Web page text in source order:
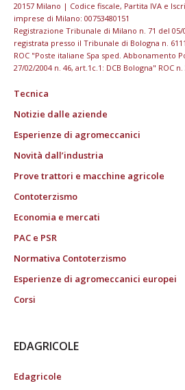
20157 Milano | Codice fiscale, Partita IVA e
imprese di Milano: 00753480151
Registrazione Tribunale di Milano n. 71 del
registrata presso il Tribunale di Bologna n.
ROC "Poste italiane Spa sped. Abbonamento
27/02/2004 n. 46, art.1c.1: DCB Bologna" ROC
Tecnica
Notizie dalle aziende
Esperienze di agromeccanici
Novità dall’industria
Prove trattori e macchine agricole
Contoterzismo
Economia e mercati
PAC e PSR
Normativa Contoterzismo
Esperienze di agromeccanici europei
Corsi
EDAGRICOLE
Edagricole